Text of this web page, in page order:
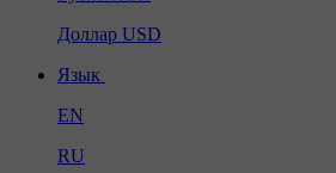
Доллар USD
Язык
EN
RU